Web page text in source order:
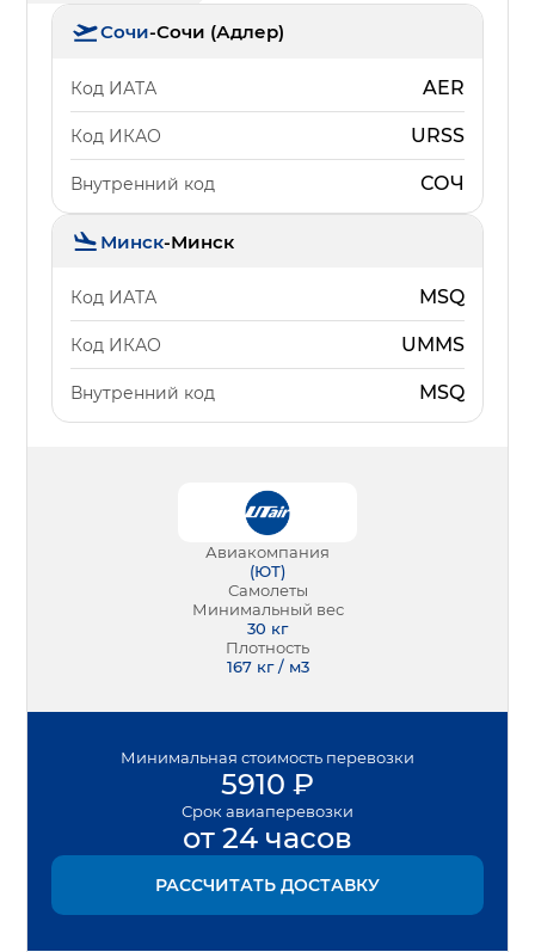
Сочи-Сочи (Адлер)
Код ИАТА AER
Код ИКАО URSS
Внутренний код СОЧ
Минск-Минск
Код ИАТА MSQ
Код ИКАО UMMS
Внутренний код MSQ
Авиакомпания
(ЮТ)
Самолеты
Минимальный вес
30 кг
Плотность
167 кг / м3
Минимальная стоимость перевозки
5910 ₽
Срок авиаперевозки
от 24 часов
РАССЧИТАТЬ ДОСТАВКУ